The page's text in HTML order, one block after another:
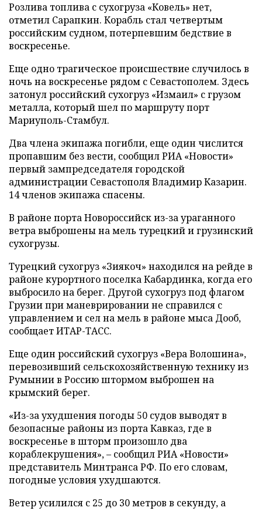
Розлива топлива с сухогруза «Ковель» нет,
отметил Сарапкин. Корабль стал четвертым
российским судном, потерпевшим бедствие в
воскресенье.
Еще одно трагическое происшествие случилось в
ночь на воскресенье рядом с Севастополем. Здесь
затонул российский сухогруз «Измаил» с грузом
металла, который шел по маршруту порт
Мариуполь-Стамбул.
Два члена экипажа погибли, еще один числится
пропавшим без вести, сообщил РИА «Новости»
первый зампредседателя городской
администрации Севастополя Владимир Казарин.
14 членов экипажа спасены.
В районе порта Новороссийск из-за ураганного
ветра выброшены на мель турецкий и грузинский
сухогрузы.
Турецкий сухогруз «Зиякоч» находился на рейде в
районе курортного поселка Кабардинка, когда его
выбросило на берег. Другой сухогруз под флагом
Грузии при маневрировании не справился с
управлением и сел на мель в районе мыса Дооб,
сообщает ИТАР-ТАСС.
Еще один российский сухогруз «Вера Волошина»,
перевозивший сельскохозяйственную технику из
Румынии в Россию штормом выброшен на
крымский берег.
«Из-за ухудшения погоды 50 судов выводят в
безопасные районы из порта Кавказ, где в
воскресенье в шторм произошло два
кораблекрушения», – сообщил РИА «Новости»
представитель Минтранса РФ. По его словам,
погодные условия ухудшаются.
Ветер усилился с 25 до 30 метров в секунду, а